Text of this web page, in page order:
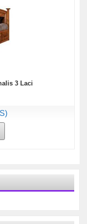
3 Laci